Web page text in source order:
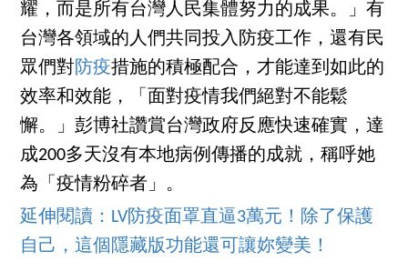
耀，而是所有台灣人民集體努力的成果。」有
台灣各領域的人們共同投入防疫工作，還有民
眾們對防疫措施的積極配合，才能達到如此的
效率和效能，「面對疫情我們絕對不能鬆
懈。」彭博社讚賞台灣政府反應快速確實，達
成200多天沒有本地病例傳播的成就，稱呼她
為「疫情粉碎者」。
延伸閱讀：LV防疫面罩直逼3萬元！除了保護
自己，這個隱藏版功能還可讓妳變美！